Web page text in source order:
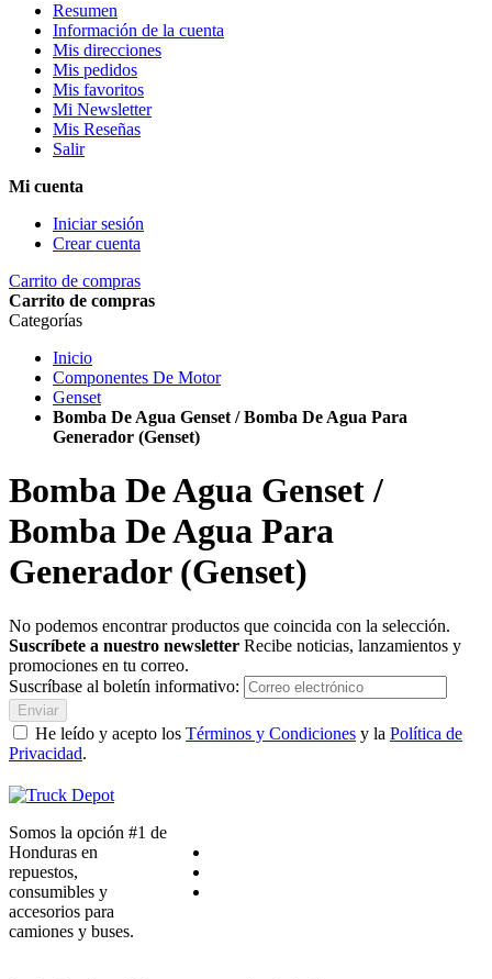
Resumen
Información de la cuenta
Mis direcciones
Mis pedidos
Mis favoritos
Mi Newsletter
Mis Reseñas
Salir
Mi cuenta
Iniciar sesión
Crear cuenta
Carrito de compras
Carrito de compras
Categorías
Inicio
Componentes De Motor
Genset
Bomba De Agua Genset / Bomba De Agua Para
Generador (Genset)
Bomba De Agua Genset /
Bomba De Agua Para
Generador (Genset)
No podemos encontrar productos que coincida con la selección.
Suscríbete a nuestro newsletter Recibe noticias, lanzamientos y
promociones en tu correo.
Suscríbase al boletín informativo:
Enviar
He leído y acepto los Términos y Condiciones y la Política de
Privacidad.
Somos la opción #1 de
Honduras en
repuestos,
consumibles y
accesorios para
camiones y buses.